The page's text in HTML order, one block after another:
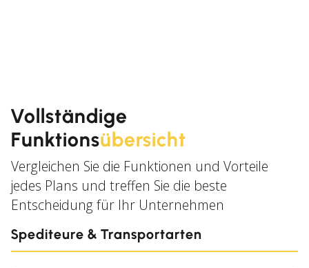
Vollständige
Funktionsübersicht
Vergleichen Sie die Funktionen und Vorteile
jedes Plans und treffen Sie die beste
Entscheidung für Ihr Unternehmen
Spediteure & Transportarten